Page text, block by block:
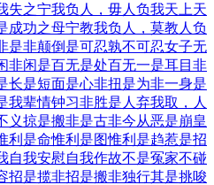
失之宁我负人，毋人负我天上天
成功之母宁教我负人，莫教人负
是非颠倒 是可忍孰不可忍女子无
非闲是百无是处百无一是耳目非
长是短面是心非扭是为非一身是
我辈情钟习非胜是 人弃我取，人
义掠是搬非是古非今从恶是崩皇
利是命惟利是图惟利是趋惹是招
自我安慰自我作故不是冤家不碰
招是揽非招是搬非独行其是挑唆